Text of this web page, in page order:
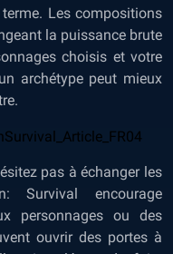
Les compositions
la puissance brute
choisis et votre
archétype peut mieux
pas à échanger les
Survival encourage
personnages ou des
ouvrir des portes à